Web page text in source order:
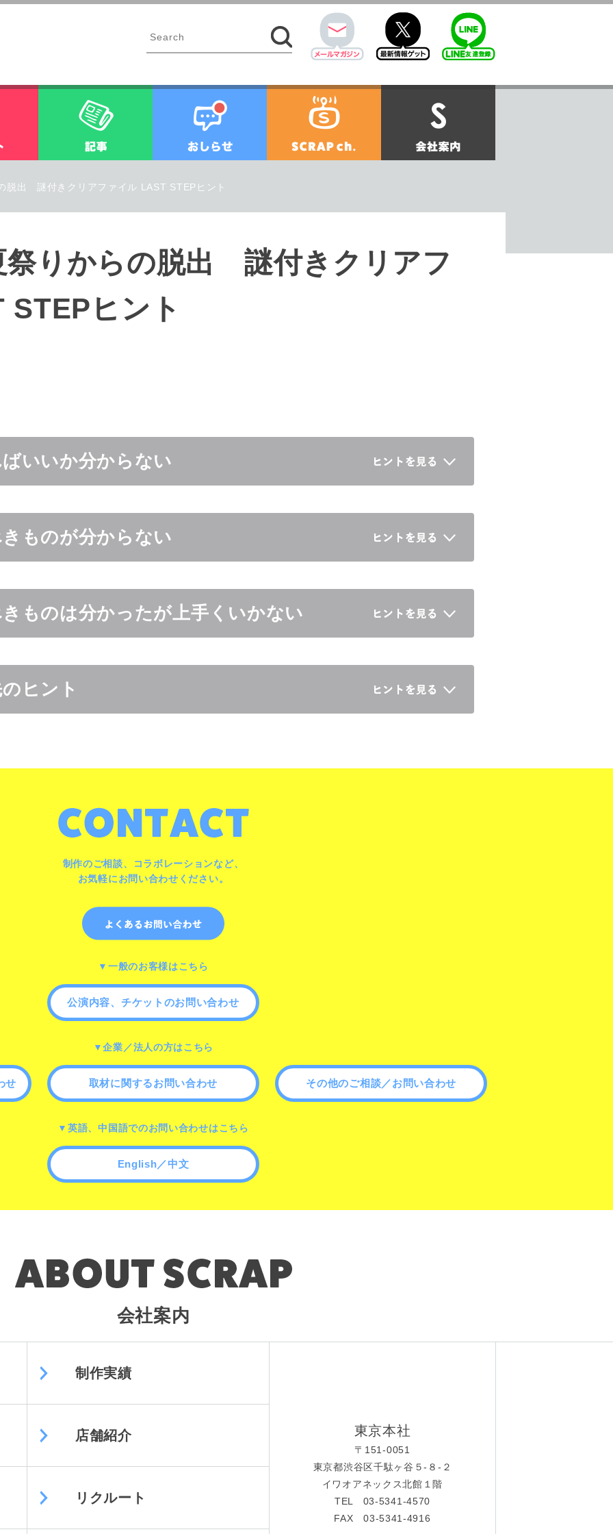
twitter
イベント 記事 お知らせ 会社案内
脱出 謎付きクリアファイル LAST STEPヒント
祭りからの脱出 謎付きクリアフ
ヒント
いいか分からない
ものが分からない
ものは分かったが上手くいかない
ヒント
制作のご相談、コラボレーションなど、
お気軽にお問い合わせください。
▼一般のお客様はこちら
公演内容、チケットのお問い合わせ
▼企業／法人の方はこちら
せ 取材に関するお問い合わせ その他のご相談／お問い合わせ
▼英語、中国語でのお問い合わせはこちら
English／中文
会社案内
制作実績
店舗紹介
リクルート
東京本社
〒151-0051
東京都渋谷区千駄ヶ谷５-８-２
イワオアネックス北館１階
TEL 03-5341-4570
FAX 03-5341-4916